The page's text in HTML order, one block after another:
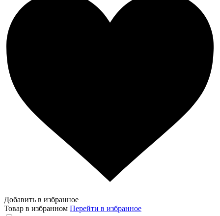
Добавить в избранное
Товар в избранном Перейти в избранное